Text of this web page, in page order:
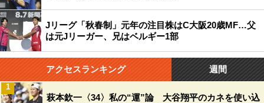
Jリーグ「秋春制」元年の注目株はC大阪20歳MF…父
は元Jリーガー、兄はベルギー1部
アクセスランキング 週間
萩本欽一〈34〉私の“運”論 大谷翔平のカネを使い込
1